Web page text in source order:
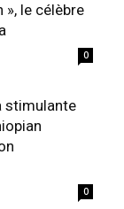
le célèbre
0
stimulante
0